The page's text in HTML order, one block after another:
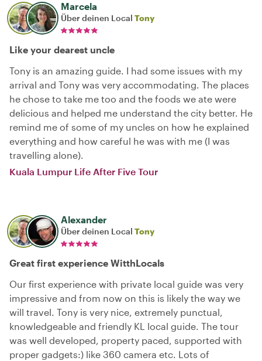
Marcela
Über deinen Local Tony
Like your dearest uncle
Tony is an amazing guide. I had some issues with my
arrival and Tony was very accommodating. The places
he chose to take me too and the foods we ate were
delicious and helped me understand the city better. He
remind me of some of my uncles on how he explained
everything and how careful he was with me (I was
travelling alone).
Kuala Lumpur Life After Five Tour
Alexander
Über deinen Local Tony
Great first experience WitthLocals
Our first experience with private local guide was very
impressive and from now on this is likely the way we
will travel. Tony is very nice, extremely punctual,
knowledgeable and friendly KL local guide. The tour
was well developed, property paced, supported with
proper gadgets:) like 360 camera etc. Lots of